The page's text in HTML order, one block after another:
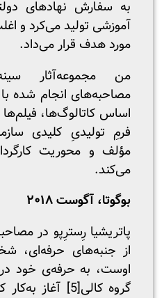
به سفارش نهادهای
آموزشی تولید می‌کرد و
مورد هدف قرار می‌داد.
من مجموعه‌آثار
مصاحبه‌های انجام شده
اساس کاتالوگ‌ها،
فرمِ تولیدیِ کلیدی
مؤلف و محوریت
می‌کند.
بوگوتا، آگوست ۲۰۱۸
پاتریشیا رِسترِپو در
از جنبه‌های حرفه‌ای،
اوست، به حرفه‌ی خود
گروه کالی[5]
آغاز ‌به‌کار